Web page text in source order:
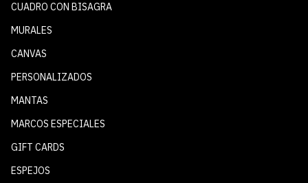
CUADRO CON BISAGRA
MURALES
CANVAS
PERSONALIZADOS
MANTAS
MARCOS ESPECIALES
GIFT CARDS
ESPEJOS